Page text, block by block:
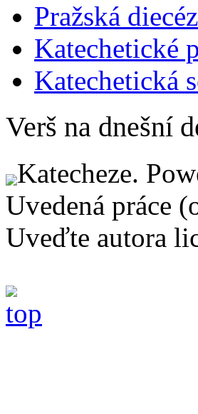
Pražská
Katechetické
Katechetická
Verš na dnešní
Katecheze.
Uvedená práce
Uveďte autora